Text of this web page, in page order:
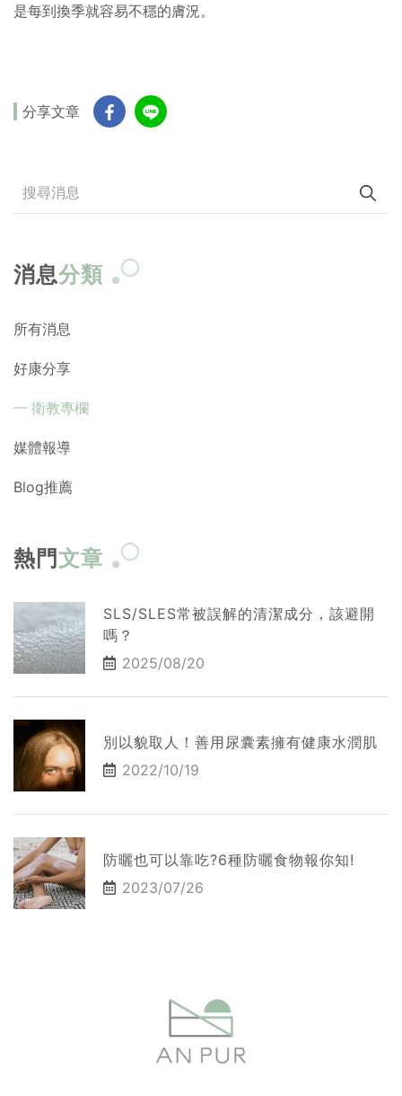
消息分類
所有消息
好康分享
衛教專欄
媒體報導
Blog推薦
熱門文章
SLS/SLES常被誤解的清潔成分，該避開
嗎？
2025/08/20
別以貌取人！善用尿囊素擁有健康水潤肌
2022/10/19
防曬也可以靠吃?6種防曬食物報你知!
2023/07/26
是每到換季就容易不穩的膚況。
分享文章